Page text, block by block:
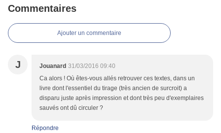
Commentaires
Ajouter un commentaire
J Jouanard 31/03/2016 09:40
Ca alors ! Où êtes-vous allés retrouver ces textes, dans un
livre dont l'essentiel du tirage (très ancien de surcroit) a
disparu juste après impression et dont très peu d'exemplaires
sauvés ont dû circuler ?
Répondre